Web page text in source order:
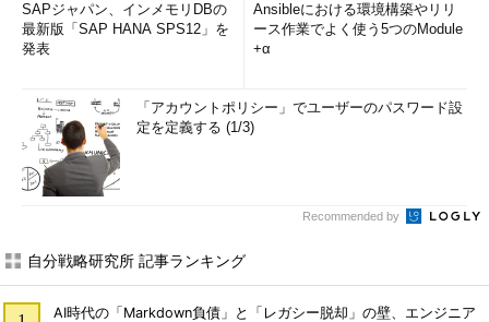
SAPジャパン、インメモリDBの
最新版「SAP HANA SPS12」を
発表
Ansibleにおける環境構築やリリ
ース作業でよく使う5つのModule
+α
「アカウントポリシー」でユーザーのパスワード設
定を定義する (1/3)
Recommended by
自分戦略研究所 記事ランキング
AI時代の「Markdown負債」と「レガシー脱却」の壁、エンジニア